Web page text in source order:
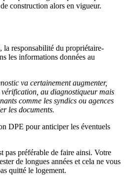
construction alors en vigueur.
la responsabilité du propriétaire-
les informations données au
va certainement augmenter,
vérification, au diagnostiqueur mais
comme les syndics ou agences
les documents.
DPE pour anticiper les éventuels
pas préférable de faire ainsi. Votre
de longues années et cela ne vous
quitté le logement.